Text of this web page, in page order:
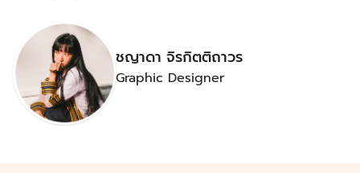
ชญาดา จิรกิตติถาวร
Graphic Designer